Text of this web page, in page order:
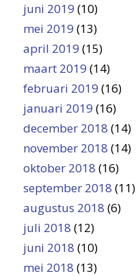
juni 2019 (10)
mei 2019 (13)
april 2019 (15)
maart 2019 (14)
februari 2019 (16)
januari 2019 (16)
december 2018 (14)
november 2018 (14)
oktober 2018 (16)
september 2018 (11)
augustus 2018 (6)
juli 2018 (12)
juni 2018 (10)
mei 2018 (13)